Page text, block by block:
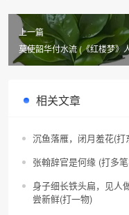
上一篇
莫使韶华付水流 (《红楼梦》
相关文章
沉鱼落雁，闭月羞花(
张翰辞官是何缘 (打多
身子细长铁头扁，见人
尝新鲜(打一物)